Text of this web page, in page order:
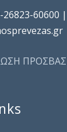
60600